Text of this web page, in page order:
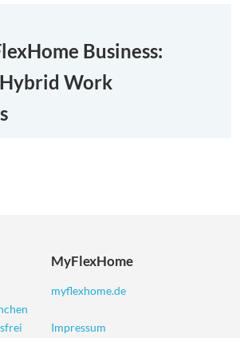
Business:
Work
MyFlexHome
myflexhome.de
Impressum